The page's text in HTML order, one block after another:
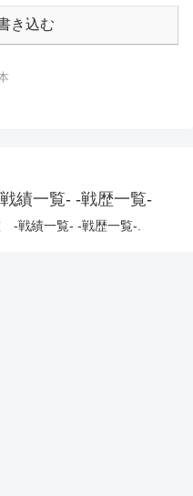
き込む
績一覧- -戦歴一覧-
-戦績一覧- -戦歴一覧-.